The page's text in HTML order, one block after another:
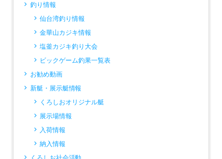
釣り情報
仙台湾釣り情報
金華山カジキ情報
塩釜カジキ釣り大会
ビックゲーム釣果一覧表
お勧め動画
新艇・展示艇情報
くろしおオリジナル艇
展示場情報
入荷情報
納入情報